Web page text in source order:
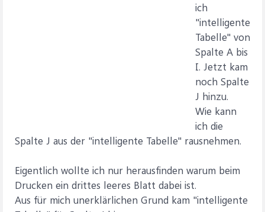
ich
"intelligente
Tabelle" von
Spalte A bis
I. Jetzt kam
noch Spalte
J hinzu.
Wie kann
ich die
Spalte J aus der "intelligente Tabelle" rausnehmen.
Eigentlich wollte ich nur herausfinden warum beim
Drucken ein drittes leeres Blatt dabei ist.
Aus für mich unerklärlichen Grund kam "intelligente